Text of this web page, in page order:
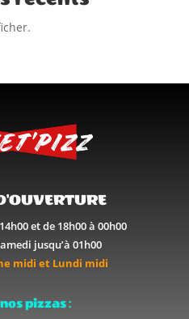
et de 18h00 à 00h00
jusqu’à 01h00
midi et Lundi midi
pizzas :